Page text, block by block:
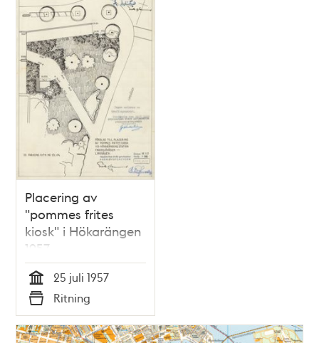
Placering av
"pommes frites
kiosk" i Hökarängen
1957
Tid
25 juli 1957
Typ
Ritning